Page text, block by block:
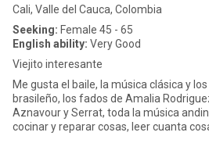
Cali, Valle del Cauca, Colombia
Seeking: Female 45 - 65
English ability: Very Good
Viejito interesante
Me gusta el baile, la música clásica y
brasileño, los fados de Amalia
Aznavour y Serrat, toda la música
cocinar y reparar cosas, leer cuanta